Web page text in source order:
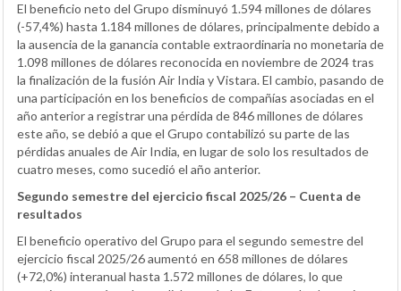
El beneficio neto del Grupo disminuyó 1.594 millones de dólares
(-57,4%) hasta 1.184 millones de dólares, principalmente debido a
la ausencia de la ganancia contable extraordinaria no monetaria de
1.098 millones de dólares reconocida en noviembre de 2024 tras
la finalización de la fusión Air India y Vistara. El cambio, pasando de
una participación en los beneficios de compañías asociadas en el
año anterior a registrar una pérdida de 846 millones de dólares
este año, se debió a que el Grupo contabilizó su parte de las
pérdidas anuales de Air India, en lugar de solo los resultados de
cuatro meses, como sucedió el año anterior.
Segundo semestre del ejercicio fiscal 2025/26 – Cuenta de
resultados
El beneficio operativo del Grupo para el segundo semestre del
ejercicio fiscal 2025/26 aumentó en 658 millones de dólares
(+72,0%) interanual hasta 1.572 millones de dólares, lo que